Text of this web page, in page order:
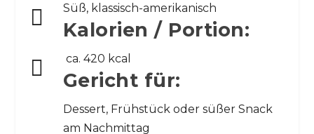
Süß, klassisch-amerikanisch
 Kalorien / Portion:
ca. 420 kcal
 Gericht für:
Dessert, Frühstück oder süßer Snack
am Nachmittag